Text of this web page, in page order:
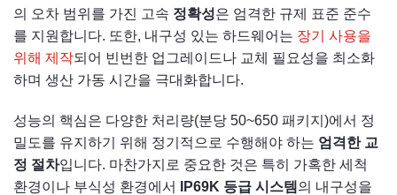
의 오차 범위를 가진 고속 정확성은 엄격한 규제 표준 준수
를 지원합니다. 또한, 내구성 있는 하드웨어는 장기 사용을
위해 제작되어 빈번한 업그레이드나 교체 필요성을 최소화
하며 생산 가동 시간을 극대화합니다.
성능의 핵심은 다양한 처리량(분당 50~650 패키지)에서 정
밀도를 유지하기 위해 정기적으로 수행해야 하는 엄격한 교
정 절차입니다. 마찬가지로 중요한 것은 특히 가혹한 세척
환경이나 부식성 환경에서
IP69K 등급 시스템 의 내구성을